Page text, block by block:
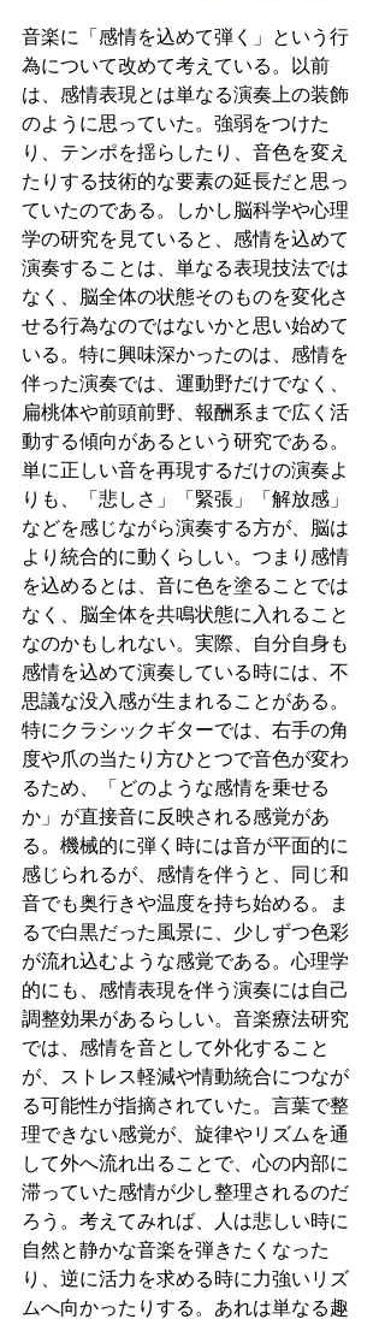
音楽に「感情を込めて弾く」という行
為について改めて考えている。以前
は、感情表現とは単なる演奏上の装飾
のように思っていた。強弱をつけた
り、テンポを揺らしたり、音色を変え
たりする技術的な要素の延長だと思っ
ていたのである。しかし脳科学や心理
学の研究を見ていると、感情を込めて
演奏することは、単なる表現技法では
なく、脳全体の状態そのものを変化さ
せる行為なのではないかと思い始めて
いる。特に興味深かったのは、感情を
伴った演奏では、運動野だけでなく、
扁桃体や前頭前野、報酬系まで広く活
動する傾向があるという研究である。
単に正しい音を再現するだけの演奏よ
りも、「悲しさ」「緊張」「解放感」
などを感じながら演奏する方が、脳は
より統合的に動くらしい。つまり感情
を込めるとは、音に色を塗ることでは
なく、脳全体を共鳴状態に入れること
なのかもしれない。実際、自分自身も
感情を込めて演奏している時には、不
思議な没入感が生まれることがある。
特にクラシックギターでは、右手の角
度や爪の当たり方ひとつで音色が変わ
るため、「どのような感情を乗せる
か」が直接音に反映される感覚があ
る。機械的に弾く時には音が平面的に
感じられるが、感情を伴うと、同じ和
音でも奥行きや温度を持ち始める。ま
るで白黒だった風景に、少しずつ色彩
が流れ込むような感覚である。心理学
的にも、感情表現を伴う演奏には自己
調整効果があるらしい。音楽療法研究
では、感情を音として外化すること
が、ストレス軽減や情動統合につなが
る可能性が指摘されていた。言葉で整
理できない感覚が、旋律やリズムを通
して外へ流れ出ることで、心の内部に
滞っていた感情が少し整理されるのだ
ろう。考えてみれば、人は悲しい時に
自然と静かな音楽を弾きたくなった
り、逆に活力を求める時に力強いリズ
ムへ向かったりする。あれは単なる趣